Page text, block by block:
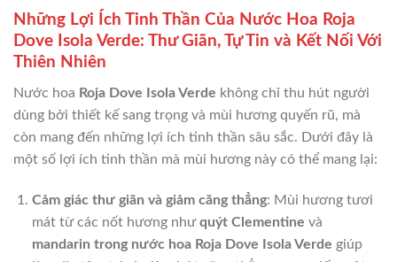
Những Lợi Ích Tinh Thần Của Nước Hoa Roja
Dove Isola Verde: Thư Giãn, Tự Tin và Kết Nối Với
Thiên Nhiên
Nước hoa Roja Dove Isola Verde không chỉ thu hút người
dùng bởi thiết kế sang trọng và mùi hương quyến rũ, mà
còn mang đến những lợi ích tinh thần sâu sắc. Dưới đây là
một số lợi ích tinh thần mà mùi hương này có thể mang lại:
Cảm giác thư giãn và giảm căng thẳng: Mùi hương tươi
mát từ các nốt hương nhưquýt Clementine và
mandarin trong nước hoa Roja Dove Isola Verde giúp